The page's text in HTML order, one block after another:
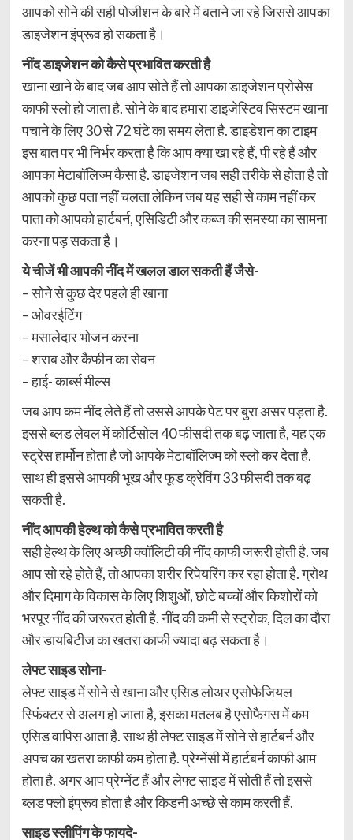
आपको सोने की सही पोजीशन के बारे में बताने जा रहे जिससे आपका
डाइजेशन इंप्रूव हो सकता है।
नींद डाइजेशन को कैसे प्रभावित करती है
खाना खाने के बाद जब आप सोते हैं तो आपका डाइजेशन प्रोसेस
काफी स्लो हो जाता है. सोने के बाद हमारा डाइजेस्टिव सिस्टम खाना
पचाने के लिए 30 से 72 घंटे का समय लेता है. डाइडेशन का टाइम
इस बात पर भी निर्भर करता है कि आप क्या खा रहे हैं, पी रहे हैं और
आपका मेटाबॉलिज्म कैसा है. डाइजेशन जब सही तरीके से होता है तो
आपको कुछ पता नहीं चलता लेकिन जब यह सही से काम नहीं कर
पाता को आपको हार्टबर्न, एसिडिटी और कब्ज की समस्या का सामना
करना पड़ सकता है।
ये चीजें भी आपकी नींद में खलल डाल सकती हैं जैसे-
– सोने से कुछ देर पहले ही खाना
– ओवरईटिंग
– मसालेदार भोजन करना
– शराब और कैफीन का सेवन
– हाई- कार्ब्स मील्स
जब आप कम नींद लेते हैं तो उससे आपके पेट पर बुरा असर पड़ता है.
इससे ब्लड लेवल में कोर्टिसोल 40 फीसदी तक बढ़ जाता है, यह एक
स्ट्रेस हार्मोन होता है जो आपके मेटाबॉलिज्म को स्लो कर देता है.
साथ ही इससे आपकी भूख और फूड क्रेविंग 33 फीसदी तक बढ़
सकती है.
नींद आपकी हेल्थ को कैसे प्रभावित करती है
सही हेल्थ के लिए अच्छी क्वॉलिटी की नींद काफी जरूरी होती है. जब
आप सो रहे होते हैं, तो आपका शरीर रिपेयरिंग कर रहा होता है. ग्रोथ
और दिमाग के विकास के लिए शिशुओं, छोटे बच्चों और किशोरों को
भरपूर नींद की जरूरत होती है. नींद की कमी से स्ट्रोक, दिल का दौरा
और डायबिटीज का खतरा काफी ज्यादा बढ़ सकता है।
लेफ्ट साइड सोना-
लेफ्ट साइड में सोने से खाना और एसिड लोअर एसोफेजियल
स्फिंक्टर से अलग हो जाता है, इसका मतलब है एसोफैगस में कम
एसिड वापिस आता है. साथ ही लेफ्ट साइड में सोने से हार्टबर्न और
अपच का खतरा काफी कम होता है. प्रेग्नेंसी में हार्टबर्न काफी आम
होता है. अगर आप प्रेग्नेंट हैं और लेफ्ट साइड में सोती हैं तो इससे
ब्लड फ्लो इंप्रूव होता है और किडनी अच्छे से काम करती हैं.
साइड स्लीपिंग के फायदे-